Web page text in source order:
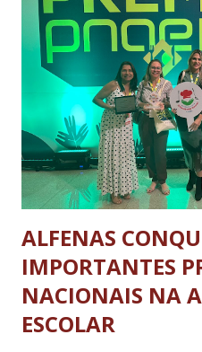
das Forças Armadas e das
pelo elevado nível de
equipe. A cerimônia
mérito, ao profissionalismo
valores do Exército
dedicação e da excelência
sargentos e no
ALFENAS
IMPORTANTES
NACIONAIS NA
ESCOLAR